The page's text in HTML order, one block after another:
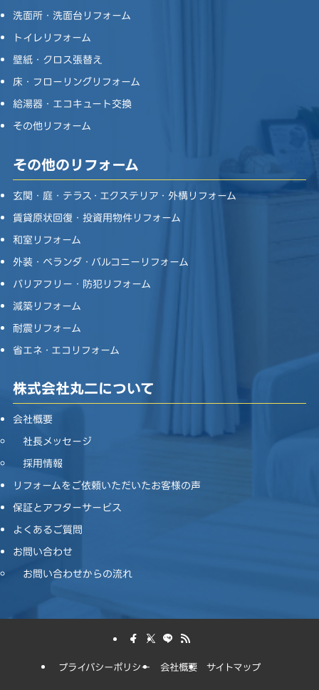
洗面所・洗面台リフォーム
トイレリフォーム
壁紙・クロス張替え
床・フローリングリフォーム
給湯器・エコキュート交換
その他リフォーム
その他のリフォーム
玄関・庭・テラス・エクステリア・外構リフォーム
賃貸原状回復・投資用物件リフォーム
和室リフォーム
外装・ベランダ・バルコニーリフォーム
バリアフリー・防犯リフォーム
減築リフォーム
耐震リフォーム
省エネ・エコリフォーム
株式会社丸二について
会社概要
社長メッセージ
採用情報
リフォームをご依頼いただいたお客様の声
保証とアフターサービス
よくあるご質問
お問い合わせ
お問い合わせからの流れ
プライバシーポリシー 会社概要 サイトマップ